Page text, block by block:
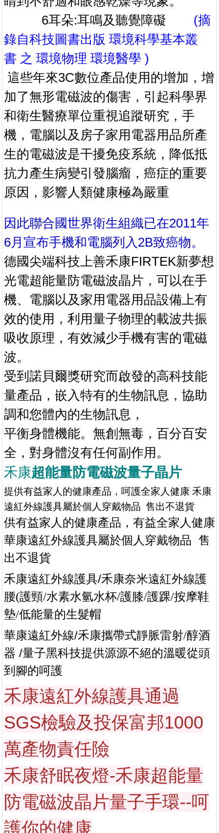
6耳朵:耳鳴及聽覺障礙
(摘
錄自科技圖書出版 環境科學基本叢
書 之 環境物理 環境醫學 )
這些年來3C數位產品使用的增加，增
加了無形電磁波的傷害，引起科學界
和衛生醫療單位重視追蹤研究，手
機，電腦以及房子家用電器用品所產
生的電磁波是干擾免疫系統，降低抵
抗力產生病變引發腦瘤，癌症的重要
原因，影響人類健康極為嚴重
因此聯合國世界衛生組織已在2011年
6月宣布手機和電腦列入2B致癌物。
德國尖端科技上善禾康FIRTEK新夢想
光電超能量防電磁波晶片，可以在手
機、電腦以及家用電器用品設備上有
效的使用，利用量子物理的載波共振
吸收原理，有效減少手機有害的電磁
波。
受到諾貝爾獎研究而啟發的高科技能
量產品，嵌入特有的生物訊息，協助
調和您體內的生物訊息，
平衡身體機能。無創無毒，百分百安
全，對身體沒有任何副作用。
禾康超能量防電磁波量子晶片
提供有益家人的健康產品， 呵護全家人健康 禾康
遠紅外線護具屬於個人穿戴物品 售出不退貨
供有益家人的健康產品，有益全家人健康
華康遠紅外線護具屬於個人穿戴物品 售
出不退貨
禾康遠紅外線護具/禾康奈米遠紅外線護
腰(護頸/水素水氫水杯/護膝/護踝/按摩鞋
墊/低能量的生髮帽
華康遠紅外線/禾康攜帶式靜脈雷射/醇酒
器 /量子黑科技提供源源不絕的溫暖從頭
到腳的呵護
禾康遠紅外線護具通過
SGS檢驗及投保富邦1000
萬產物責任險
禾康舒眠夜燈-禾康超能量
防電磁波晶片量子手環--呵
護你的健康